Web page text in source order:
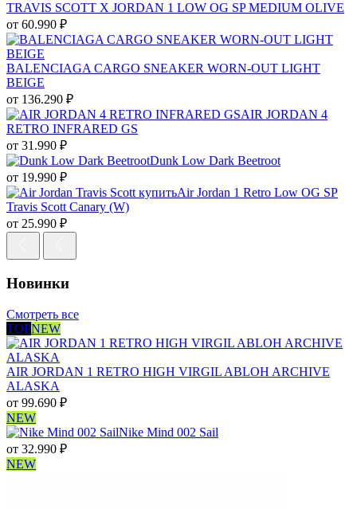
TRAVIS SCOTT X JORDAN 1 LOW OG SP MEDIUM OLIVE
от 60.990 ₽
BALENCIAGA CARGO SNEAKER WORN-OUT LIGHT
BEIGE
от 136.290 ₽
AIR JORDAN 4
RETRO INFRARED GS
от 31.990 ₽
Dunk Low Dark Beetroot
от 19.990 ₽
Air Jordan 1 Retro Low OG SP
Travis Scott Canary (W)
от 25.990 ₽
Новинки
Смотреть все
TOPNEW
AIR JORDAN 1 RETRO HIGH VIRGIL ABLOH ARCHIVE
ALASKA
от 99.690 ₽
NEW
Nike Mind 002 Sail
от 32.990 ₽
NEW